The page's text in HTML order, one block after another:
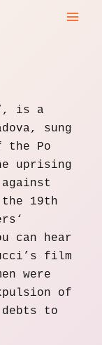
is a
sung
the Po
uprising
19th
can hear
film
were
of
to